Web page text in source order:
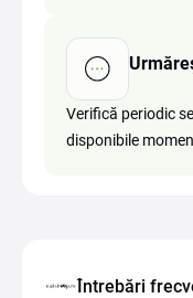
Verifică periodic
disponibile
Întrebări